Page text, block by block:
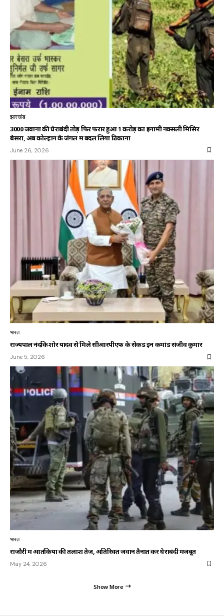
झारखंड
3000 जवानों की घेराबंदी तोड़ फिर फरार हुआ 1 करोड़ का इनामी नक्सली मिसिर
बेसरा, अब कोल्हान के जंगल में बदल लिया ठिकाना
June 26, 2026
भारत
राज्यपाल नंदकिशोर यादव से मिले सीआरपीएफ के सेकेंड इन कमांड संजीव कुमार
June 5, 2026
भारत
राजौरी में आतंकियों की तलाश तेज, अतिरिक्त जवान तैनात कर घेराबंदी मजबूत
May 24, 2026
Show More